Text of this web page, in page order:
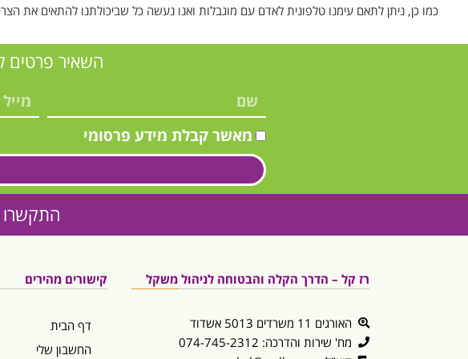
כמו כן, ניתן לתאם עימנו טלפונית לאדם עם מוגבלות ואנו נעשה כל שביכולתנו להתאים את
השאיר פרטים
מאשר קבלת מידע פרסומי
התקשרו
רז קל – הדרך הקלה והבטוחה לניהול משקל
האורגים 11 משרדים 5013 אשדוד
מח' שירות והדרכה: 074-745-2312
קישורים מהירים
דף הבית
החשבון שלי